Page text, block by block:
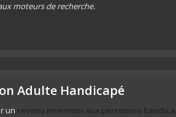
moteurs de recherche.
Adulte Handicapé
un revenu minimum aux personnes